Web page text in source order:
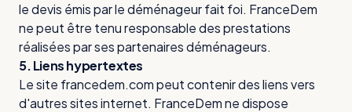
le devis émis par le déménageur fait foi. FranceDem
ne peut être tenu responsable des prestations
réalisées par ses partenaires déménageurs.
5. Liens hypertextes
Le site francedem.com peut contenir des liens vers
d'autres sites internet. FranceDem ne dispose